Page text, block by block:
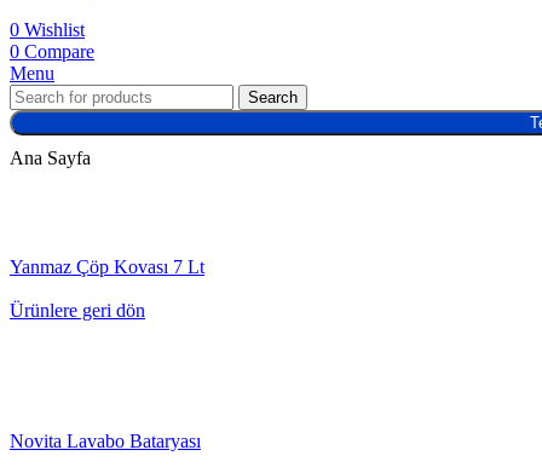
0 Wishlist
0 Compare
Menu
Search
Ana Sayfa
Yanmaz Çöp Kovası 7 Lt
Ürünlere geri dön
Novita Lavabo Bataryası